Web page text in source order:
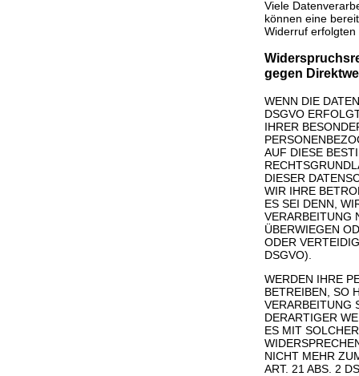
Viele
können eine
Widerruf
gegen
WENN DIE
DSGVO
IHRER
AUF DIESE
DIESER
WIR IHRE
ES SEI DENN,
VERARBEITUNG
ÜBERWIEGEN
ODER
DSGVO).
WERDEN IHRE
BETREIBEN, SO
VERARBEITUNG
DERARTIGER
ES MIT
NICHT MEHR
ART. 21 ABS. 2